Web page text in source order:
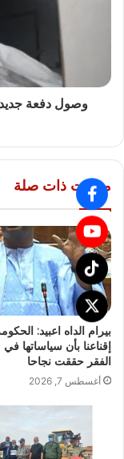
وصول دفعة
مقالات ذات صلة
بيرام الداه اعبيد:
إقناعنا بأن سياساتها
الفقر حققت نجاحا
أغسطس 7, 2026